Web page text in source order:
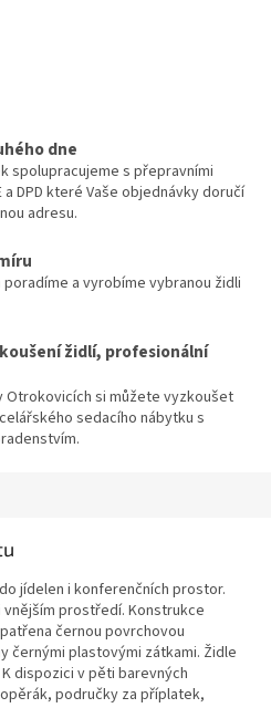
dne
spolupracujeme s přepravními
DPD které Vaše objednávky doručí
adresu.
poradíme a vyrobíme vybranou židli
židlí, profesionální
Otrokovicích si můžete vyzkoušet
sedacího nábytku s
jídelen i konferenčních prostor.
prostředí. Konstrukce
černou povrchovou
černými plastovými zátkami. Židle
dispozici v pěti barevných
područky za příplatek,